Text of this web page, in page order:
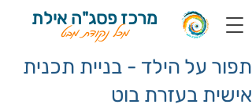
מרכז פסג"ה אילת
מכל נקודת מבט
תפור על הילד - בניית תכנית
אישית בעזרת בוט